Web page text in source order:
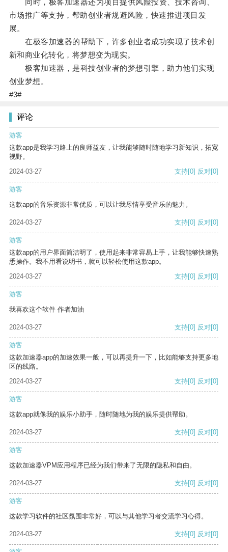
同时，极客加速器还为项目提供风险投资、技术咨询、
市场推广等支持，帮助创业者规避风险，快速推进项目发
展。
在极客加速器的帮助下，许多创业者成功实现了技术创
新和商业化转化，将梦想变为现实。
极客加速器，是科技创业者的梦想引擎，助力他们实现
创业梦想。
#3#
评论
游客
这款app是我学习路上的良师益友，让我能够随时随地学习新知识，拓宽
视野。
2024-03-27
支持[0] 反对[0]
游客
这款app的音乐资源非常优质，可以让我尽情享受音乐的魅力。
2024-03-27 支持[0] 反对[0]
游客
这款app的用户界面简洁明了，使用起来非常容易上手，让我能够快速熟
悉操作。我不用看说明书，就可以轻松使用这款app。
2024-03-27
支持[0] 反对[0]
游客
我喜欢这个软件 作者加油
2024-03-27 支持[0] 反对[0]
游客
这款加速器app的加速效果一般，可以再提升一下，比如能够支持更多地
区的线路。
2024-03-27
支持[0] 反对[0]
游客
这款app就像我的娱乐小助手，随时随地为我的娱乐提供帮助。
2024-03-27 支持[0] 反对[0]
游客
这款加速器VPM应用程序已经为我们带来了无限的隐私和自由。
2024-03-27 支持[0] 反对[0]
游客
这款学习软件的社区氛围非常好，可以与其他学习者交流学习心得。
2024-03-27 支持[0] 反对[0]